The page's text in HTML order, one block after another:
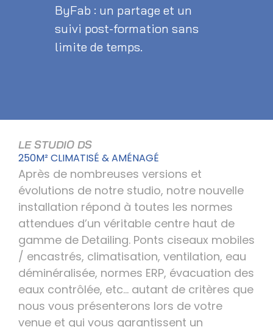
ByFab : un partage et un
suivi post-formation sans
limite de temps.
LE STUDIO DS
250M² CLIMATISÉ & AMÉNAGÉ
Après de nombreuses versions et
évolutions de notre studio, notre nouvelle
installation répond à toutes les normes
attendues d’un véritable centre haut de
gamme de Detailing. Ponts ciseaux mobiles
/ encastrés, climatisation, ventilation, eau
déminéralisée, normes ERP, évacuation des
eaux contrôlée, etc… autant de critères que
nous vous présenterons lors de votre
venue et qui vous garantissent un